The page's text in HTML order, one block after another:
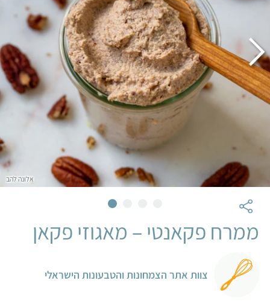
אלונה להב
ממרח פקאנטי – מאגוזי פקאן
צוות אתר הצמחונות והטבעונות הישראלי